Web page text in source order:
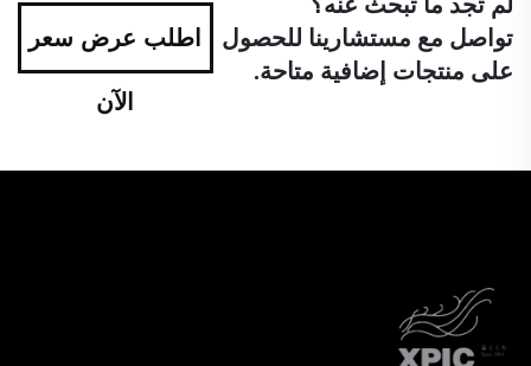
تواصل مع مستشارينا للحصول
على منتجات إضافية متاحة.
اطلب عرض سعر
الآن